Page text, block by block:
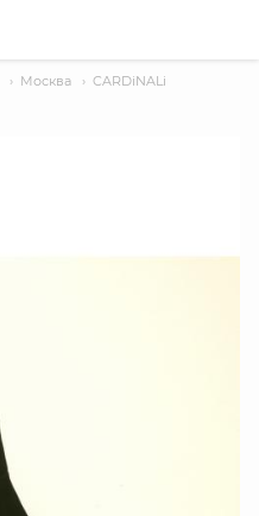
› Москва › CARDiNALi